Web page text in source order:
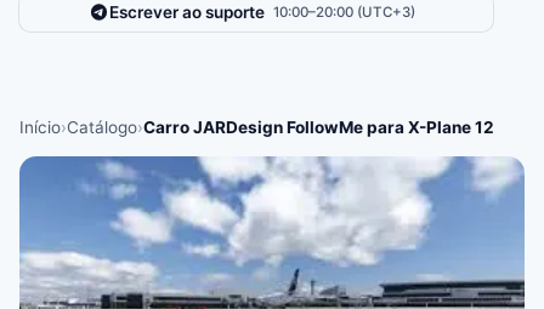
Escrever ao suporte 10:00–20:00 (UTC+3)
Início›Catálogo›Carro JARDesign FollowMe para X-Plane 12